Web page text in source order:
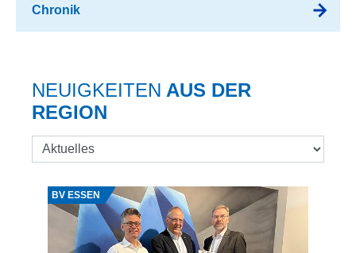
Chronik
NEUIGKEITEN AUS DER
REGION
BV ESSEN
Quelle: Karsten Zimmer